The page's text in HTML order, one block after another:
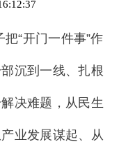
“开门一件事”作
沉到一线、扎根
决难题，从民生
业发展谋起、从